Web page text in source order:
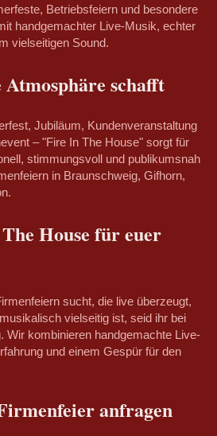
Betriebsfeiern und besondere
handgemachter Live-Musik, echter
vielseitigen Sound.
schafft
Jubiläum, Kundenveranstaltung
– "Fire In The House" sorgt für
stimmungsvoll und publikumsnah
in Braunschweig, Gifhorn,
House für euer
sucht, die live überzeugt,
vielseitig ist, seid ihr bei
Wir kombinieren handgemachte Live-
und einem Gespür für den
anfragen